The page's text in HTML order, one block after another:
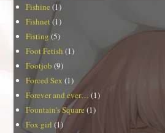
Fishine (1)
Fishnet (1)
Fisting (5)
Foot Fetish (1)
Footjob (9)
Forced Sex (1)
Forever and ever… (1)
Fountain's Square(1)
Fox girl (1)